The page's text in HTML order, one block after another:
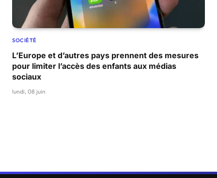
SOCIÉTÉ
L’Europe et d’autres pays prennent des mesures
pour limiter l’accès des enfants aux médias
sociaux
lundi, 08 juin